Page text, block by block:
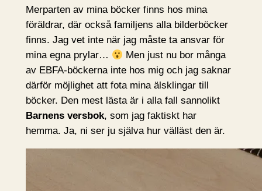
Merparten av mina böcker finns hos mina
föräldrar, där också familjens alla bilderböcker
finns. Jag vet inte när jag måste ta ansvar för
mina egna prylar…
Men just nu bor många
av EBFA-böckerna inte hos mig och jag saknar
därför möjlighet att fota mina älsklingar till
böcker. Den mest lästa är i alla fall sannolikt
Barnens versbok, som jag faktiskt har
hemma. Ja, ni ser ju själva hur välläst den är.